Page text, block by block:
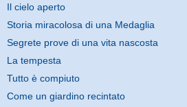
Il cielo aperto
Storia miracolosa di una Medaglia
Segrete prove di una vita nascosta
La tempesta
Tutto è compiuto
Come un giardino recintato